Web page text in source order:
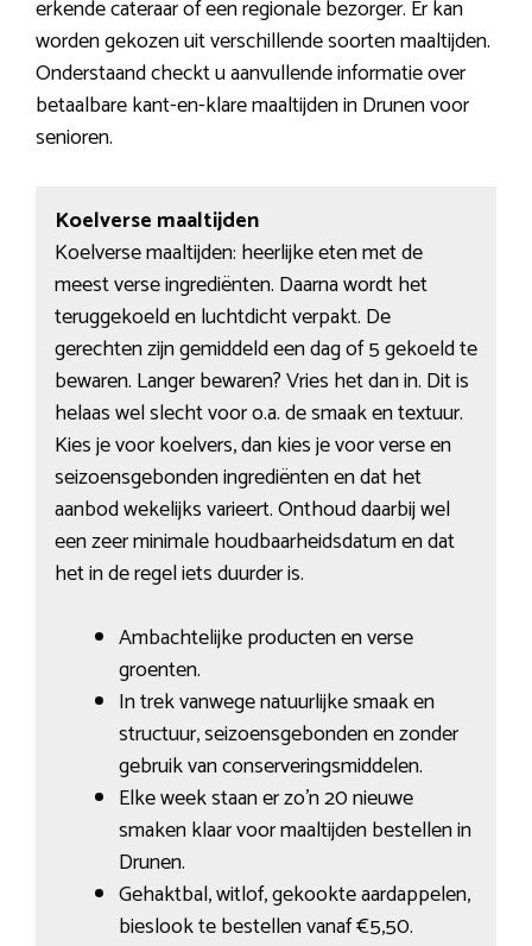
erkende cateraar of een regionale bezorger. Er kan
worden gekozen uit verschillende soorten maaltijden.
Onderstaand checkt u aanvullende informatie over
betaalbare kant-en-klare maaltijden in Drunen voor
senioren.
Koelverse maaltijden
Koelverse maaltijden: heerlijke eten met de
meest verse ingrediënten. Daarna wordt het
teruggekoeld en luchtdicht verpakt. De
gerechten zijn gemiddeld een dag of 5 gekoeld te
bewaren. Langer bewaren? Vries het dan in. Dit is
helaas wel slecht voor o.a. de smaak en textuur.
Kies je voor koelvers, dan kies je voor verse en
seizoensgebonden ingrediënten en dat het
aanbod wekelijks varieert. Onthoud daarbij wel
een zeer minimale houdbaarheidsdatum en dat
het in de regel iets duurder is.
Ambachtelijke producten en verse
groenten.
In trek vanwege natuurlijke smaak en
structuur, seizoensgebonden en zonder
gebruik van conserveringsmiddelen.
Elke week staan er zo’n 20 nieuwe
smaken klaar voor maaltijden bestellen in
Drunen.
Gehaktbal, witlof, gekookte aardappelen,
bieslook te bestellen vanaf €5,50.